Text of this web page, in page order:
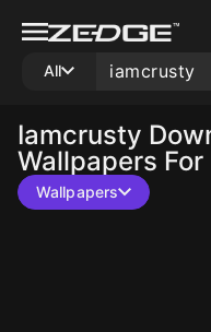
All
Iamcrusty
Wallpapers For
Wallpapers